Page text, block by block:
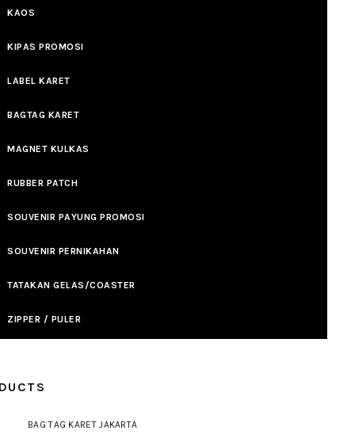
KAOS
KIPAS PROMOSI
LABEL KARET
BAGTAG KARET
MAGNET KULKAS
RUBBER PATCH
SOUVENIR PAYUNG PROMOSI
SOUVENIR PERNIKAHAN
TATAKAN GELAS/COASTER
ZIPPER / PULER
BAG TAG KARET JAKARTA